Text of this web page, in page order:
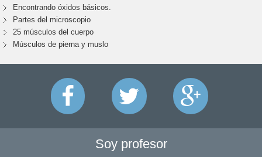
Encontrando óxidos básicos.
Partes del microscopio
25 músculos del cuerpo
Músculos de pierna y muslo
Soy profesor